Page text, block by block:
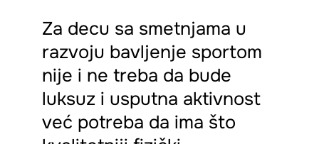
Za decu sa smetnjama u
razvoju bavljenje sportom
nije i ne treba da bude
luksuz i usputna aktivnost
već potreba da ima što